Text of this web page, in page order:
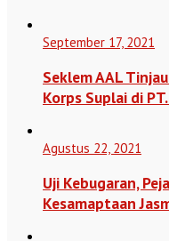
September 17, 2021
Seklem AAL
Korps Suplai di
Agustus 22, 2021
Uji Kebugaran,
Kesamaptaan